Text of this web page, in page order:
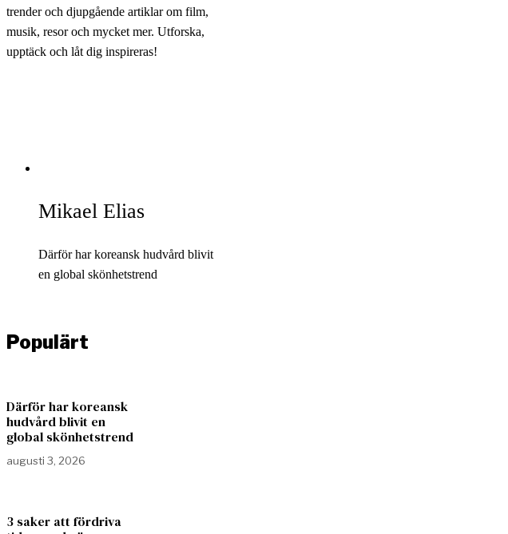
trender och djupgående artiklar om film,
musik, resor och mycket mer. Utforska,
upptäck och låt dig inspireras!
Mikael Elias
Därför har koreansk hudvård blivit
en global skönhetstrend
Populärt
Därför har koreansk
hudvård blivit en
global skönhetstrend
augusti 3, 2026
3 saker att fördriva